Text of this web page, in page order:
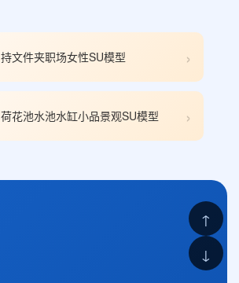
持文件夹职场女性SU模型 ›
荷花池水池水缸小品景观SU模型 ›
↑
↓